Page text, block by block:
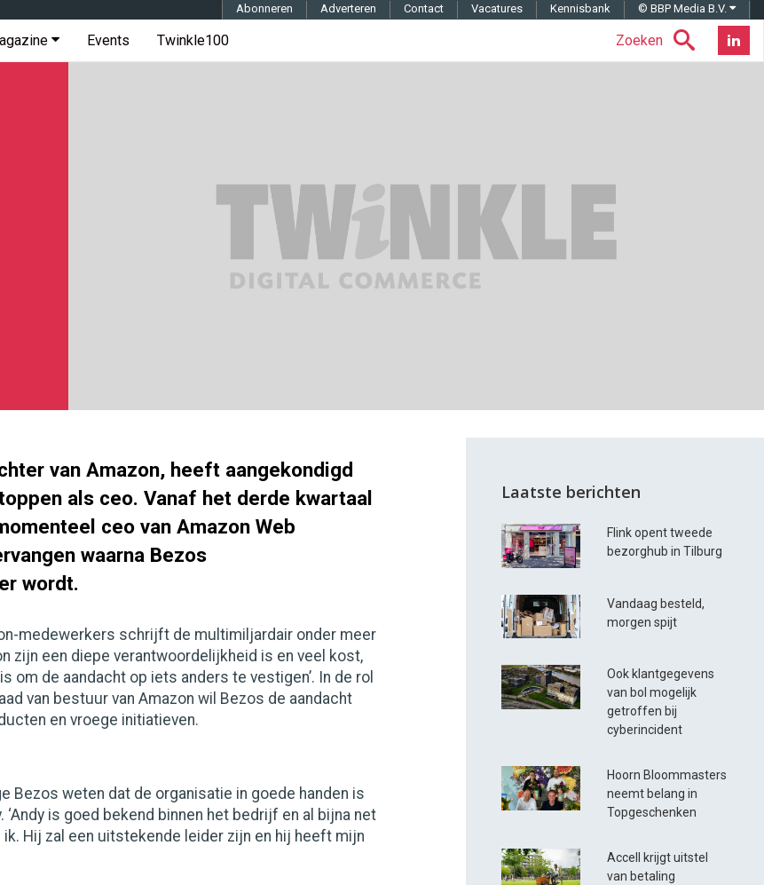
Zoeken
Events Twinkle100
Abonneren Adverteren Contact Vacatures Kennisbank © BBP Media B.V.
van Amazon, heeft aangekondigd
als ceo. Vanaf het derde kwartaal
ceo van Amazon Web
waarna Bezos
wordt.
medewerkers schrijft de multimiljardair onder meer
zijn een diepe verantwoordelijkheid is en veel kost,
om de aandacht op iets anders te vestigen’. In de rol
van bestuur van Amazon wil Bezos de aandacht
en vroege initiatieven.
Bezos weten dat de organisatie in goede handen is
is goed bekend binnen het bedrijf en al bijna net
ik. Hij zal een uitstekende leider zijn en hij heeft mijn
Laatste berichten
Flink opent tweede
bezorghub in Tilburg
Vandaag besteld,
morgen spijt
Ook klantgegevens
van bol mogelijk
getroffen bij
cyberincident
Hoorn Bloommasters
neemt belang in
Topgeschenken
Accell krijgt uitstel
van betaling